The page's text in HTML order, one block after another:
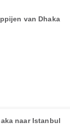
van Dhaka
naar Istanbul